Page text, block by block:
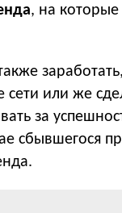
, на которые
сети или же
за
сбывшегося